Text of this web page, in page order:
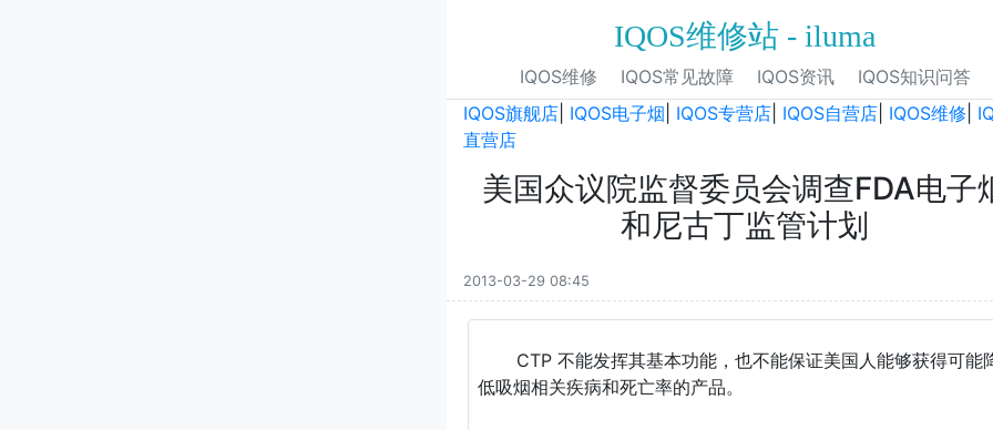
IQOS维修站 - iluma
IQOS维修 IQOS常见故障 IQOS资讯
IQOS知识问答
IQOS旗舰店 IQOS电子烟 IQOS专营店 IQOS自营店 IQOS维修
直营店
美国众议院监督委员会调查FDA电子
和尼古丁监管计划
2013-03-29 08:45
CTP 不能发挥其基本功能，也不能保证美国人能够获得可能
低吸烟相关疾病和死亡率的产品。